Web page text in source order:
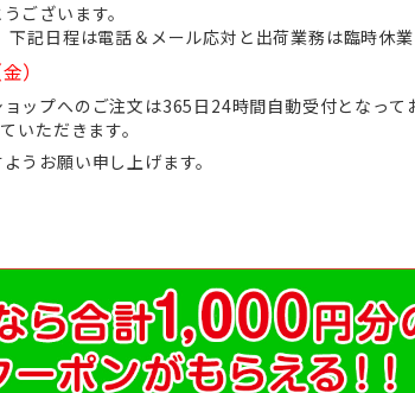
ございます。
記日程は電話＆メール応対と出荷業務は臨時休業
）
ップへのご注文は365日24時間自動受付となって
いただきます。
うお願い申し上げます。